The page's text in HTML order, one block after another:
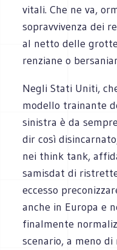
vitali. Che ne va,
sopravvivenza dei
al netto delle
renziane o
Negli Stati Uniti,
modello trainante
sinistra è da
dir così
nei think tank,
samisdat di
eccesso
anche in Europa e
finalmente
scenario, a meno